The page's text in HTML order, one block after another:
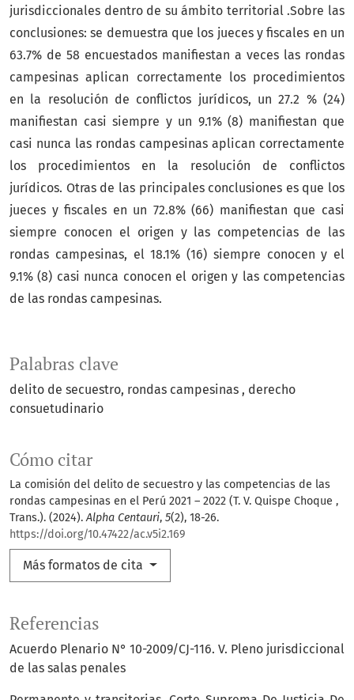
Palabras clave
delito de secuestro rondas campesinas
derecho
consuetudinario
Cómo citar
La comisión del delito de secuestro y las competencias de las
rondas campesinas en el Perú 2021 – 2022 (T. V. Quispe Choque ,
Trans.). (2024).Alpha Centauri, 5(2), 18-26.
https://doi.org/10.47422/ac.v5i2.169
Más formatos de cita
jurisdiccionales dentro de su ámbito territorial .Sobre las
conclusiones: se demuestra que los jueces y fiscales en un
63.7% de 58 encuestados manifiestan a veces las rondas
campesinas aplican correctamente los procedimientos
en la resolución de conflictos jurídicos, un 27.2 % (24)
manifiestan casi siempre y un 9.1% (8) manifiestan que
casi nunca las rondas campesinas aplican correctamente
los procedimientos en la resolución de conflictos
jurídicos. Otras de las principales conclusiones es que los
jueces y fiscales en un 72.8% (66) manifiestan que casi
siempre conocen el origen y las competencias de las
rondas campesinas, el 18.1% (16) siempre conocen y el
9.1% (8) casi nunca conocen el origen y las competencias
de las rondas campesinas.
Referencias
Acuerdo Plenario N° 10-2009/CJ-116. V. Pleno jurisdiccional
de las salas penales